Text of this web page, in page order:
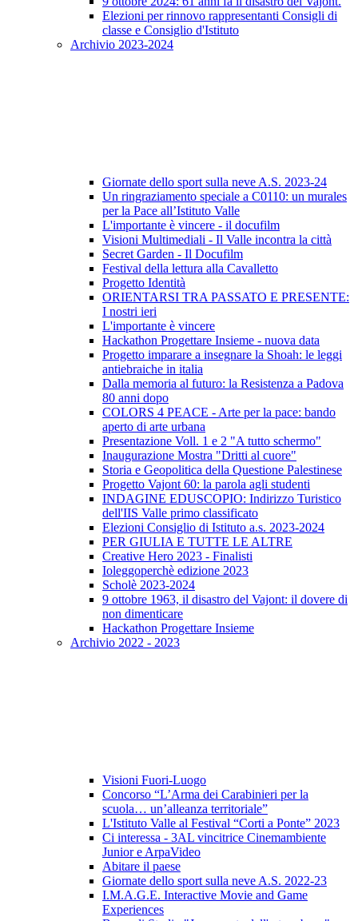
Elezioni per rinnovo rappresentanti Consigli di
classe e Consiglio d'Istituto
Archivio 2023-2024
Giornate dello sport sulla neve A.S. 2023-24
Un ringraziamento speciale a C0110: un murales
per la Pace all’Istituto Valle
L'importante è vincere - il docufilm
Visioni Multimediali - Il Valle incontra la città
Secret Garden - Il Docufilm
Festival della lettura alla Cavalletto
Progetto Identità
ORIENTARSI TRA PASSATO E PRESENTE:
I nostri ieri
L'importante è vincere
Hackathon Progettare Insieme - nuova data
Progetto imparare a insegnare la Shoah: le leggi
antiebraiche in italia
Dalla memoria al futuro: la Resistenza a Padova
80 anni dopo
COLORS 4 PEACE - Arte per la pace: bando
aperto di arte urbana
Presentazione Voll. 1 e 2 "A tutto schermo"
Inaugurazione Mostra "Dritti al cuore"
Storia e Geopolitica della Questione Palestinese
Progetto Vajont 60: la parola agli studenti
INDAGINE EDUSCOPIO: Indirizzo Turistico
dell'IIS Valle primo classificato
Elezioni Consiglio di Istituto a.s. 2023-2024
PER GIULIA E TUTTE LE ALTRE
Creative Hero 2023 - Finalisti
Ioleggoperchè edizione 2023
Scholè 2023-2024
9 ottobre 1963, il disastro del Vajont: il dovere di
non dimenticare
Hackathon Progettare Insieme
Archivio 2022 - 2023
Visioni Fuori-Luogo
Concorso “L’Arma dei Carabinieri per la
scuola… un’alleanza territoriale”
L'Istituto Valle al Festival “Corti a Ponte” 2023
Ci interessa - 3AL vincitrice Cinemambiente
Junior e ArpaVideo
Abitare il paese
Giornate dello sport sulla neve A.S. 2022-23
I.M.A.G.E. Interactive Movie and Game
Experiences